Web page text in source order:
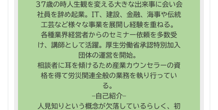
37歳の時人生観を変える大きな出来事に会い会
社員を辞め起業。IT、建設、金融、海事や伝統
工芸など様々な事業を展開し経験を重ねる。
各種業界経営者からのセミナー依頼を多数受
け、講師として活躍。厚生労働省承認特別加入
団体の運営を開始。
相談者に耳を傾けるため産業カウンセラーの資
格を得て労災関連全般の業務を執り行ってい
る。
–自己紹介–
人見知りという概念が欠落しているらしく、初